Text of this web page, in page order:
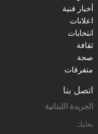
أخبار فنية
اعلانات
انتخابات
ثقافة
صحة
متفرقات
اتصل بنا
الجريدة اللبنانية
بعلبك